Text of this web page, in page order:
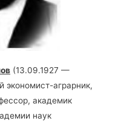
(13.09.1927 —
экономист-аграрник,
академик
наук